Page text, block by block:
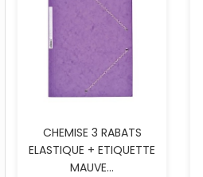
CHEMISE 3 RABATS
ELASTIQUE + ETIQUETTE
MAUVE...